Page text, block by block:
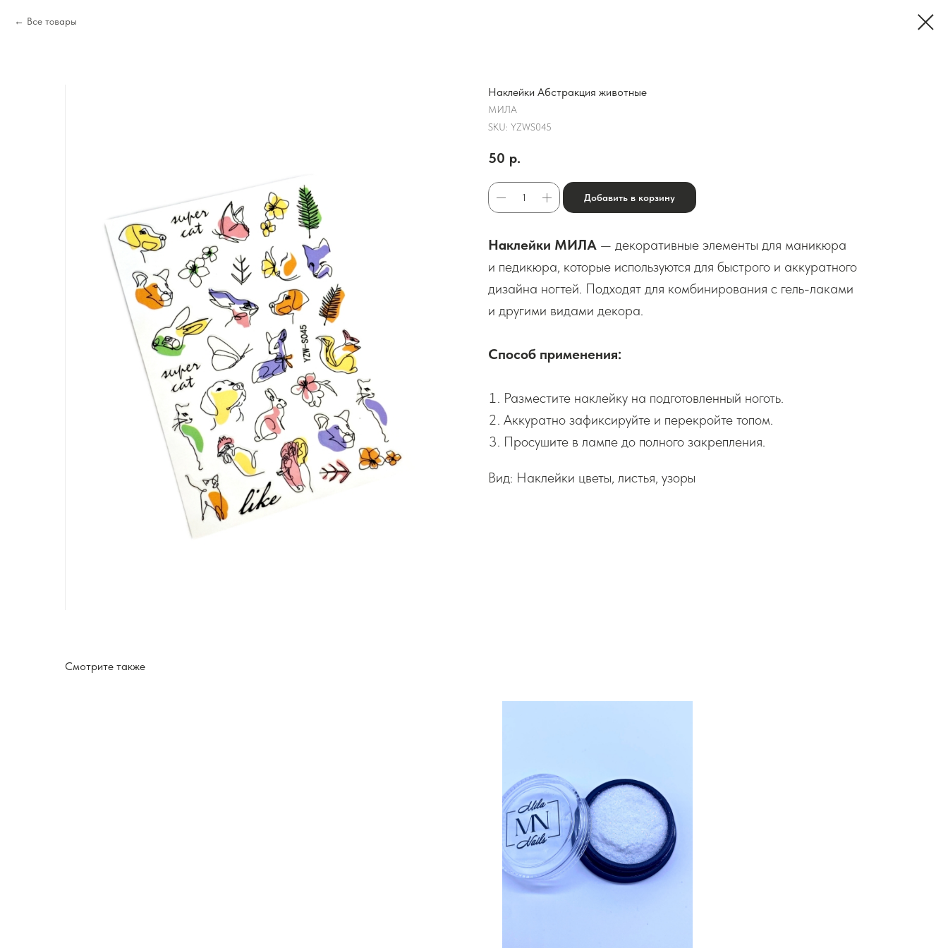
Все товары
Наклейки Абстракция животные
МИЛА
SKU: YZWS045
50 р.
Добавить в корзину
Наклейки МИЛА — декоративные элементы для маникюра
и педикюра, которые используются для быстрого и аккуратного
дизайна ногтей. Подходят для комбинирования с гель-лаками
и другими видами декора.
Способ применения:
Разместите наклейку на подготовленный ноготь.
Аккуратно зафиксируйте и перекройте топом.
Просушите в лампе до полного закрепления.
Вид: Наклейки цветы, листья, узоры
Смотрите также